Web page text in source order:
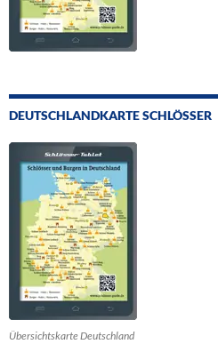
DEUTSCHLANDKARTE SCHLÖSSER
Übersichtskarte Deutschland